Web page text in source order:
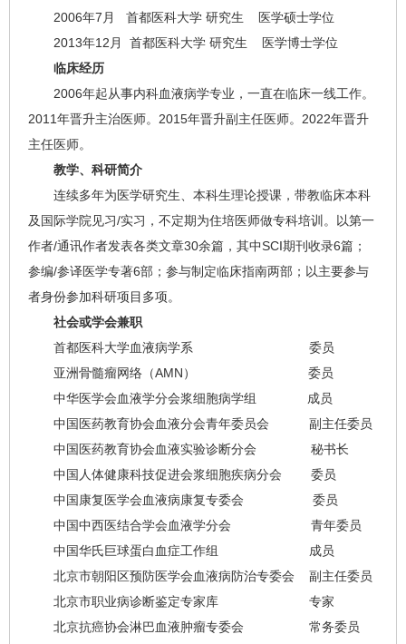
2006年7月 首都医科大学 研究生 医学硕士学位
2013年12月 首都医科大学 研究生 医学博士学位
临床经历
2006年起从事内科血液病学专业，一直在临床一线工作。
2011年晋升主治医师。2015年晋升副主任医师。2022年晋升
主任医师。
教学、科研简介
连续多年为医学研究生、本科生理论授课，带教临床本科
及国际学院见习/实习，不定期为住培医师做专科培训。以第一
作者/通讯作者发表各类文章30余篇，其中SCI期刊收录6篇；
参编/参译医学专著6部；参与制定临床指南两部；以主要参与
者身份参加科研项目多项。
社会或学会兼职
首都医科大学血液病学系 委员
亚洲骨髓瘤网络（AMN） 委员
中华医学会血液学分会浆细胞病学组 成员
中国医药教育协会血液分会青年委员会 副主任委员
中国医药教育协会血液实验诊断分会 秘书长
中国人体健康科技促进会浆细胞疾病分会 委员
中国康复医学会血液病康复专委会 委员
中国中西医结合学会血液学分会 青年委员
中国华氏巨球蛋白血症工作组 成员
北京市朝阳区预防医学会血液病防治专委会 副主任委员
北京市职业病诊断鉴定专家库 专家
北京抗癌协会淋巴血液肿瘤专委会 常务委员